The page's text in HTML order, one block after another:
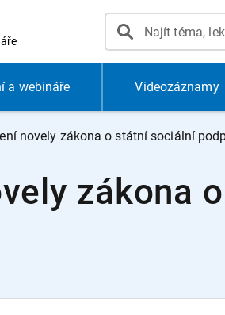
a webináře Videozáznamy
novely zákona o státní sociální
zákona